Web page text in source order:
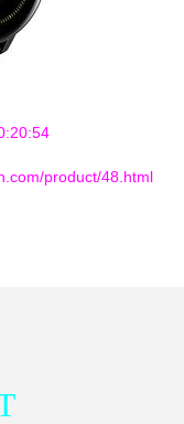
product/48.html